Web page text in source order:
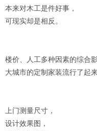
本来对木工是件好事，
可现实却是相反。
楼价、人工多种因素的综合
大城市的定制家装流行了起来
上门测量尺寸，
设计效果图，